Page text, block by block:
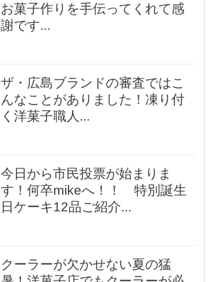
お菓子作りを手伝ってくれて感
謝です...
ザ・広島ブランドの審査ではこ
んなことがありました！凍り付
く洋菓子職人...
今日から市民投票が始まりま
す！何卒mikeへ！！ 特別誕生
日ケーキ12品ご紹介...
クーラーが欠かせない夏の猛